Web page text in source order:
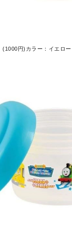
(1000円)カラー：イエロー